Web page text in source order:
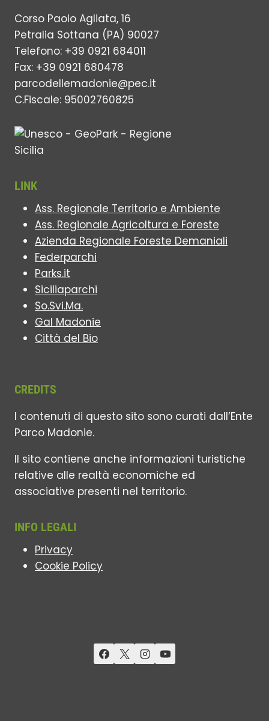
Corso Paolo Agliata, 16
Petralia Sottana (PA) 90027
Telefono: +39 0921 684011
Fax: +39 0921 680478
parcodellemadonie@pec.it
C.Fiscale: 95002760825
LINK
Ass. Regionale Territorio e Ambiente
Ass. Regionale Agricoltura e Foreste
Azienda Regionale Foreste Demaniali
Federparchi
Parks.it
Siciliaparchi
So.Svi.Ma.
Gal Madonie
Città del Bio
CREDITS
I contenuti di questo sito sono curati dall’Ente
Parco Madonie.
Il sito contiene anche informazioni turistiche
relative alle realtà economiche ed
associative presenti nel territorio.
INFO LEGALI
Privacy
Cookie Policy